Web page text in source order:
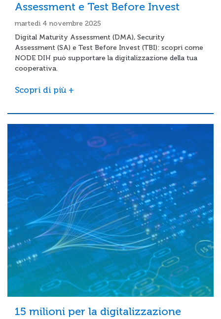
Assessment e Test Before Invest
martedì 4 novembre 2025
Digital Maturity Assessment (DMA), Security
Assessment (SA) e Test Before Invest (TBI): scopri come
NODE DIH può supportare la digitalizzazione della tua
cooperativa.
Scopri di più +
15 milioni per la digitalizzazione